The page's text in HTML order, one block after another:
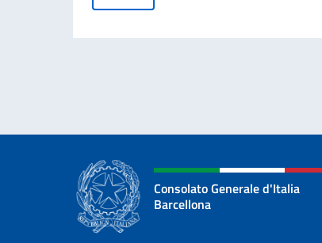
Consolato Generale d'Italia
Barcellona